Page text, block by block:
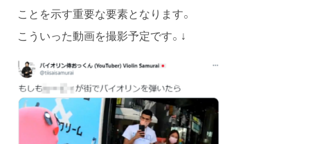
ことを示す重要な要素となります。
こういった動画を撮影予定です。↓